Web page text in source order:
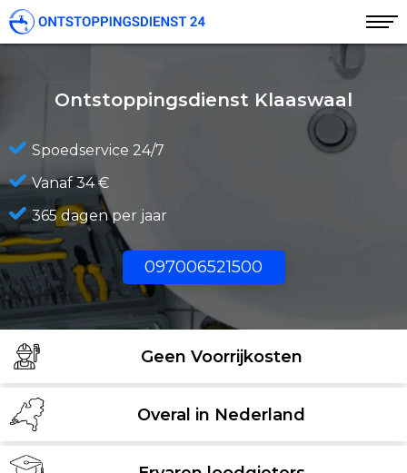
Ontstoppingsdienst Klaaswaal
Spoedservice 24/7
Vanaf 34 €
365 dagen per jaar
097006521500
Geen Voorrijkosten
Overal in Nederland